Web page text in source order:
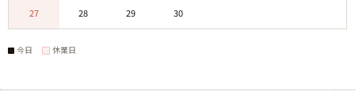
27 28 29 30
今日 休業日